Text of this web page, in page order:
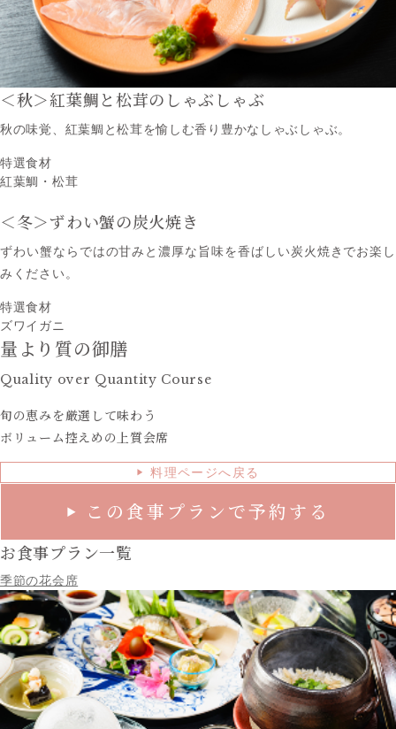
＜秋＞紅葉鯛と松茸のしゃぶしゃぶ
秋の味覚、紅葉鯛と松茸を愉しむ香り豊かなしゃぶしゃぶ。
特選食材
紅葉鯛・松茸
＜冬＞ずわい蟹の炭火焼き
ずわい蟹ならではの甘みと濃厚な旨味を香ばしい炭火焼きでお楽し
みください。
特選食材
ズワイガニ
量より質の御膳
Quality over Quantity Course
旬の恵みを厳選して味わう
ボリューム控えめの上質会席
▶ 料理ページへ戻る
▶ この食事プランで予約する
お食事プラン一覧
季節の花会席